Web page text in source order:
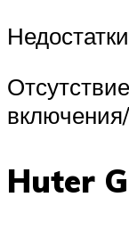
Huter